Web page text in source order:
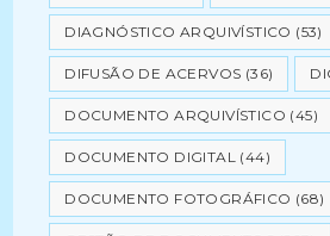
DIAGNÓSTICO ARQUIVÍSTICO (53)
DIFUSÃO DE ACERVOS (36)
DOCUMENTO ARQUIVÍSTICO (45)
DOCUMENTO DIGITAL (44)
DOCUMENTO FOTOGRÁFICO (68)